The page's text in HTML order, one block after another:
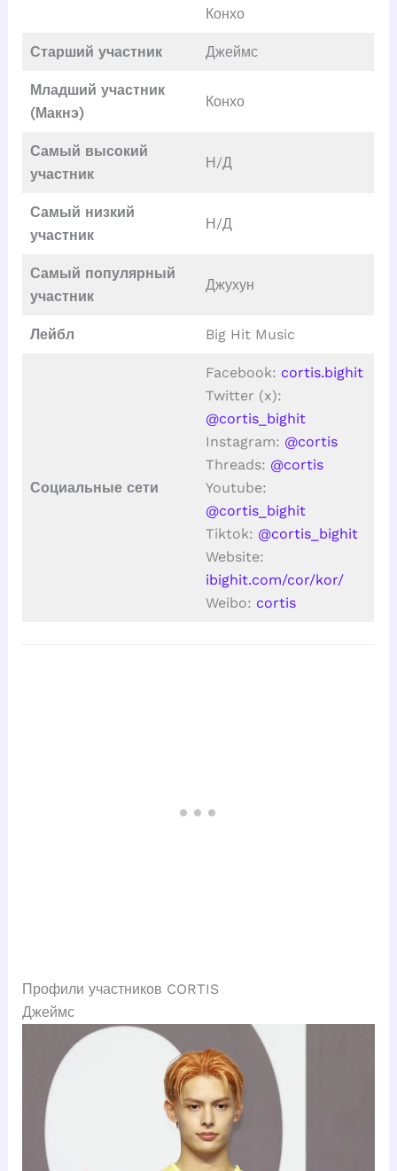
Конхо
Старший участник Джеймс
Младший участник
(Макнэ)
Конхо
Самый высокий
участник
Н/Д
Самый низкий
участник
Н/Д
Самый популярный
участник
Джухун
Лейбл Big Hit Music
Социальные сети
Facebook: cortis.bighit
Twitter (x):
@cortis_bighit
Instagram: @cortis
Threads: @cortis
Youtube:
@cortis_bighit
Tiktok: @cortis_bighit
Website:
ibighit.com/cor/kor/
Weibo: cortis
Профили участников CORTIS
Джеймс